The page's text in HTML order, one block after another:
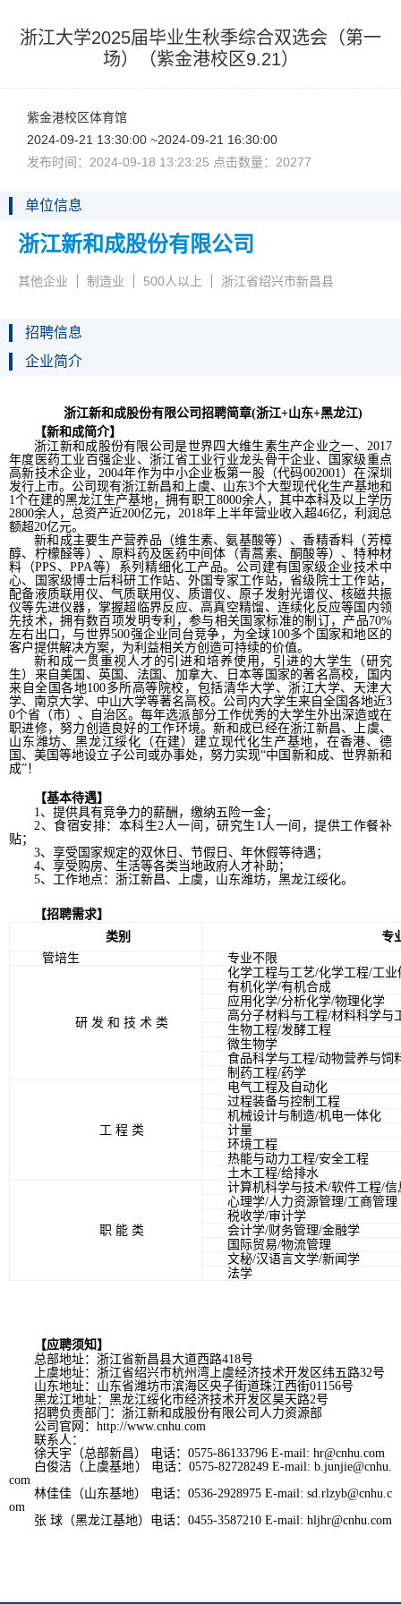
浙江大学2025届毕业生秋季综合双选会（第一
场）（紫金港校区9.21）
紫金港校区体育馆
2024-09-2113:30:00~2024-09-2116:30:00
发布时间：2024-09-1813:23:25点击数量：20277
单位信息
浙江新和成股份有限公司
其他企业 制造业 500人以上 浙江省绍兴市新昌县
招聘信息
企业简介
浙江新和成股份有限公司招聘简章(浙江+山东+黑龙江)
【新和成简介】
浙江新和成股份有限公司是世界四大维生素生产企业之一、2017
年度医药工业百强企业、浙江省工业行业龙头骨干企业、国家级重点
高新技术企业，2004年作为中小企业板第一股（代码002001）在深圳
发行上市。公司现有浙江新昌和上虞、山东3个大型现代化生产基地和
1个在建的黑龙江生产基地，拥有职工8000余人，其中本科及以上学历
2800余人，总资产近200亿元，2018年上半年营业收入超46亿，利润总
额超20亿元。
新和成主要生产营养品（维生素、氨基酸等）、香精香料（芳樟
醇、柠檬醛等）、原料药及医药中间体（青蒿素、酮酸等）、特种材
料（PPS、PPA等）系列精细化工产品。公司建有国家级企业技术中
心、国家级博士后科研工作站、外国专家工作站，省级院士工作站，
配备液质联用仪、气质联用仪、质谱仪、原子发射光谱仪、核磁共振
仪等先进仪器，掌握超临界反应、高真空精馏、连续化反应等国内领
先技术，拥有数百项发明专利，参与相关国家标准的制订，产品70%
左右出口，与世界500强企业同台竞争，为全球100多个国家和地区的
客户提供解决方案，为利益相关方创造可持续的价值。
新和成一贯重视人才的引进和培养使用，引进的大学生（研究
生）来自美国、英国、法国、加拿大、日本等国家的著名高校，国内
来自全国各地100多所高等院校，包括清华大学、浙江大学、天津大
学、南京大学、中山大学等著名高校。公司内大学生来自全国各地近3
0个省（市）、自治区。每年选派部分工作优秀的大学生外出深造或在
职进修，努力创造良好的工作环境。新和成已经在浙江新昌、上虞、
山东潍坊、黑龙江绥化（在建）建立现代化生产基地，在香港、德
国、美国等地设立子公司或办事处，努力实现“中国新和成、世界新和
成”！
【基本待遇】
1、提供具有竞争力的薪酬，缴纳五险一金；
2、食宿安排：本科生2人一间，研究生1人一间，提供工作餐补
贴；
3、享受国家规定的双休日、节假日、年休假等待遇；
4、享受购房、生活等各类当地政府人才补助；
5、工作地点：浙江新昌、上虞，山东潍坊，黑龙江绥化。
【招聘需求】
类别
专
管培生
专业不限
研发和技术类
化学工程与工艺/化学工程/工业
有机化学/有机合成
应用化学/分析化学/物理化学
高分子材料与工程/材料科学与
生物工程/发酵工程
微生物学
食品科学与工程/动物营养与饲
制药工程/药学
工程类
电气工程及自动化
过程装备与控制工程
机械设计与制造/机电一体化
计量
环境工程
热能与动力工程/安全工程
土木工程/给排水
职能类
计算机科学与技术/软件工程/信
心理学/人力资源管理/工商管理
税收学/审计学
会计学/财务管理/金融学
国际贸易/物流管理
文秘/汉语言文学/新闻学
法学
【应聘须知】
总部地址：浙江省新昌县大道西路418号
上虞地址：浙江省绍兴市杭州湾上虞经济技术开发区纬五路32号
山东地址：山东省潍坊市滨海区央子街道珠江西街01156号
黑龙江地址：黑龙江绥化市经济技术开发区昊天路2号
招聘负责部门：浙江新和成股份有限公司人力资源部
公司官网：http://www.cnhu.com
联系人：
徐天宇（总部新昌）电话：0575-86133796E-mail:hr@cnhu.com
白俊洁（上虞基地）电话：0575-82728249E-mail:b.junjie@cnhu.
com
林佳佳（山东基地）电话：0536-2928975E-mail: sd.rlzyb@cnhu.c
om
张球（黑龙江基地）电话：0455-3587210E-mail: hljhr@cnhu.com